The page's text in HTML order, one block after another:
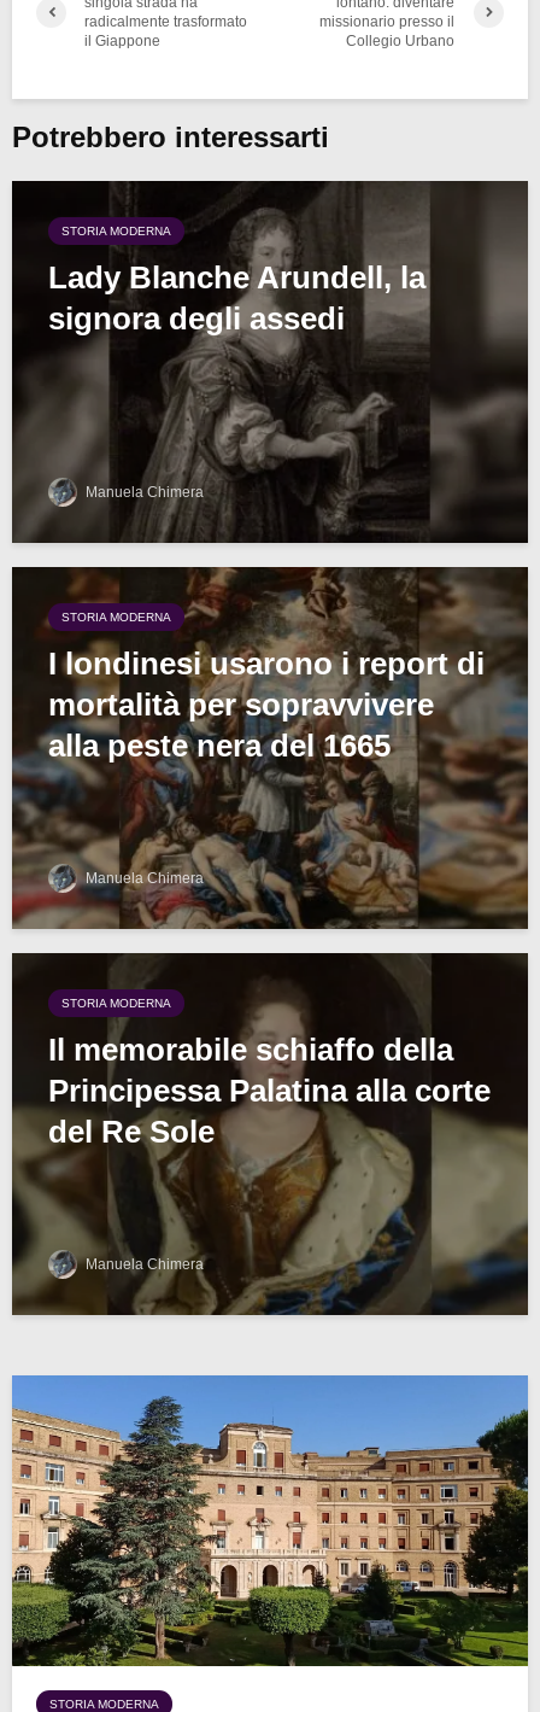
radicalmente trasformato
il Giappone
missionario presso il
Collegio Urbano
Potrebbero interessarti
STORIA MODERNA
Lady Blanche Arundell, la
signora degli assedi
Manuela Chimera
STORIA MODERNA
I londinesi usarono i report di
mortalità per sopravvivere
alla peste nera del 1665
Manuela Chimera
STORIA MODERNA
Il memorabile schiaffo della
Principessa Palatina alla corte
del Re Sole
Manuela Chimera
STORIA MODERNA